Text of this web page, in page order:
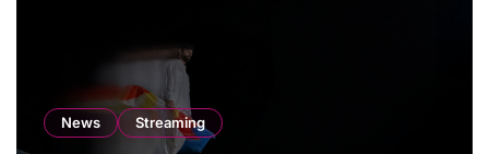
News Streaming